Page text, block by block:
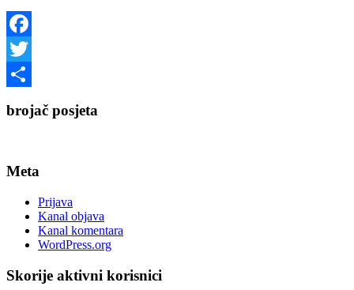
Facebook
Twitter
brojač posjeta
Meta
Prijava
Kanal objava
Kanal komentara
WordPress.org
Skorije aktivni korisnici